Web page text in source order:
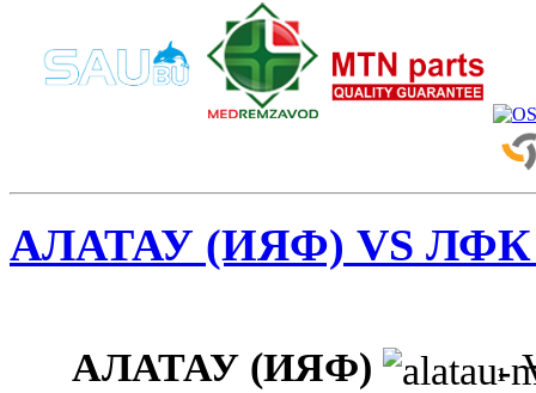
АЛАТАУ (ИЯФ) VS ЛФК
АЛАТАУ (ИЯФ) 1